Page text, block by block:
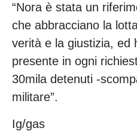
“Nora è stata un
che abbracciano la
verità e la giustizia, ed
presente in ogni
30mila detenuti -
militare”.
Ig/gas